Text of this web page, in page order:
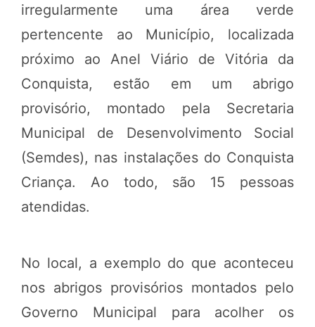
irregularmente uma área verde
pertencente ao Município, localizada
próximo ao Anel Viário de Vitória da
Conquista, estão em um abrigo
provisório, montado pela Secretaria
Municipal de Desenvolvimento Social
(Semdes), nas instalações do Conquista
Criança. Ao todo, são 15 pessoas
atendidas.
No local, a exemplo do que aconteceu
nos abrigos provisórios montados pelo
Governo Municipal para acolher os